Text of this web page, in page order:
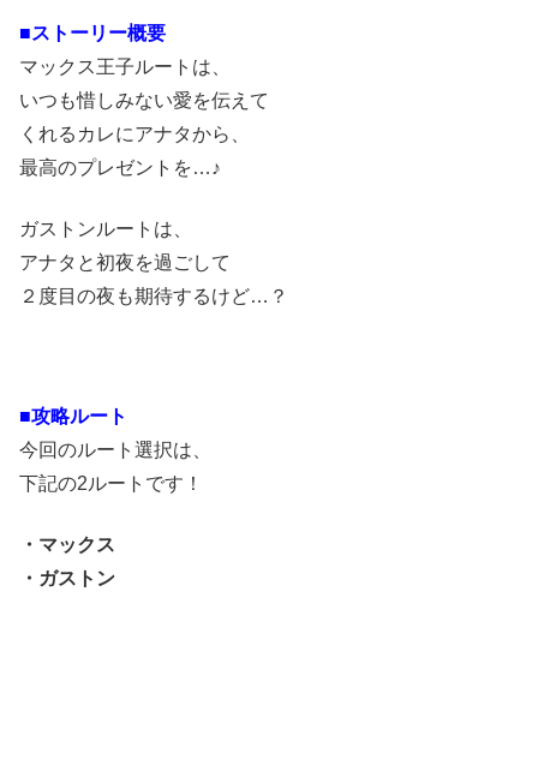
■ストーリー概要
マックス王子ルートは、
いつも惜しみない愛を伝えて
くれるカレにアナタから、
最高のプレゼントを…♪
ガストンルートは、
アナタと初夜を過ごして
２度目の夜も期待するけど…？
■攻略ルート
今回のルート選択は、
下記の2ルートです！
・マックス
・ガストン